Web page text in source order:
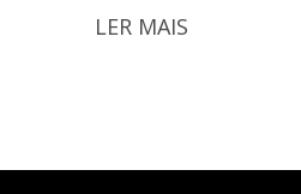
LER MAIS